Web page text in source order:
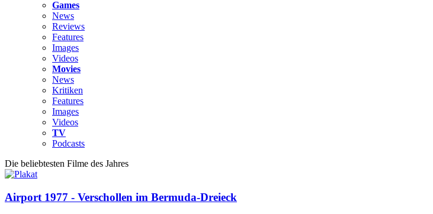
Games
News
Reviews
Features
Images
Videos
Movies
News
Kritiken
Features
Images
Videos
TV
Podcasts
Die beliebtesten Filme des Jahres
Airport 1977 - Verschollen im Bermuda-Dreieck